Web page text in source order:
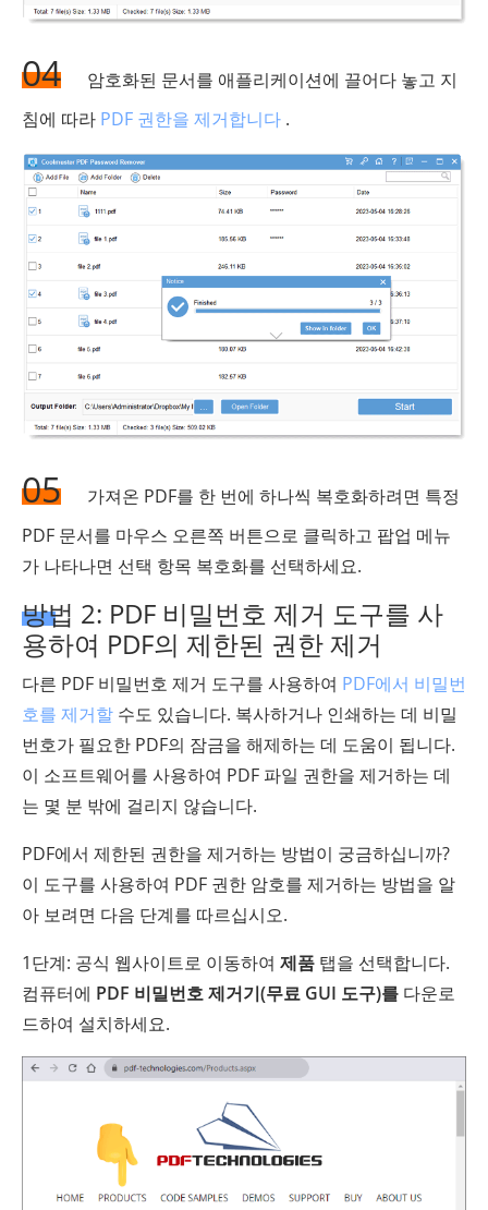
04
암호화된 문서를 애플리케이션에 끌어다 놓고 지
침에 따라 PDF 권한을 제거합니다 .
05
가져온 PDF를 한 번에 하나씩 복호화하려면 특정
PDF 문서를 마우스 오른쪽 버튼으로 클릭하고 팝업 메뉴
가 나타나면 선택 항목 복호화를 선택하세요.
방법 2: PDF 비밀번호 제거 도구를 사
용하여 PDF의 제한된 권한 제거
다른 PDF 비밀번호 제거 도구를 사용하여 PDF에서 비밀번
호를 제거할 수도 있습니다. 복사하거나 인쇄하는 데 비밀
번호가 필요한 PDF의 잠금을 해제하는 데 도움이 됩니다.
이 소프트웨어를 사용하여 PDF 파일 권한을 제거하는 데
는 몇 분 밖에 걸리지 않습니다.
PDF에서 제한된 권한을 제거하는 방법이 궁금하십니까?
이 도구를 사용하여 PDF 권한 암호를 제거하는 방법을 알
아 보려면 다음 단계를 따르십시오.
1단계: 공식 웹사이트로 이동하여 제품 탭을 선택합니다.
컴퓨터에 PDF 비밀번호 제거기(무료 GUI 도구)를 다운로
드하여 설치하세요.